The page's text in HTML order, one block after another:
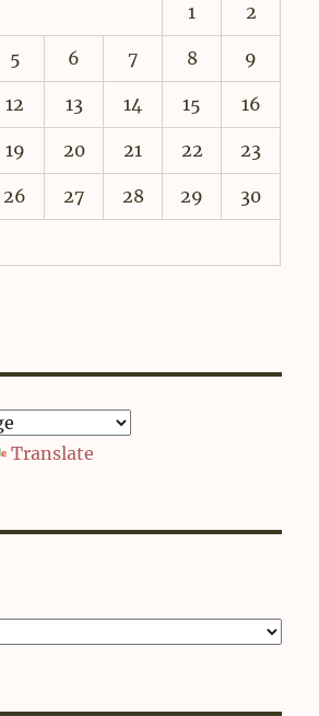
1 2
5 6 7 8 9
12 13 14 15 16
19 20 21 22 23
26 27 28 29 30
Translate